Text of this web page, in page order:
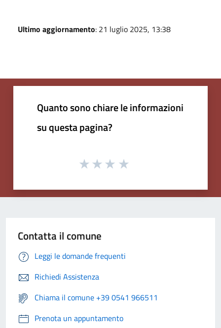
Ultimo aggiornamento: 21 luglio 2025, 13:38
Quanto sono chiare le informazioni
su questa pagina?
Contatta il comune
Leggi le domande frequenti
Richiedi Assistenza
Chiama il comune +39 0541 966511
Prenota un appuntamento